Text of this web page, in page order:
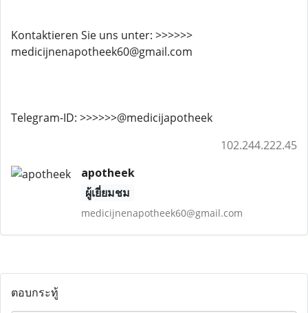
Kontaktieren Sie uns unter: >>>>>>
medicijnenapotheek60@gmail.com
Telegram-ID: >>>>>>@medicijapotheek
102.244.222.45
apotheek
ผู้เยี่ยมชม
medicijnenapotheek60@gmail.com
ตอบกระทู้